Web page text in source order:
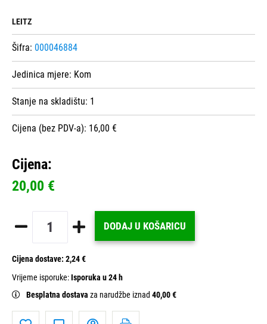
LEITZ
Šifra: 000046884
Jedinica mjere: Kom
Stanje na skladištu: 1
Cijena (bez PDV-a): 16,00 €
Cijena:
20,00 €
DODAJ U KOŠARICU
Cijena dostave: 2,24 €
Vrijeme isporuke:Isporuka u 24 h
Besplatna dostava za narudžbe iznad 40,00 €